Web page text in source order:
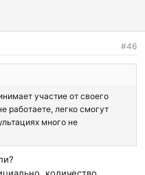
#46
участие от своего
работаете, легко смогут
много не